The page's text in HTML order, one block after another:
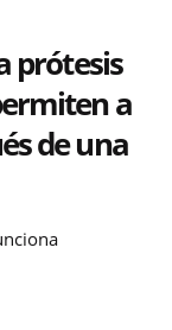
prótesis
a
de una